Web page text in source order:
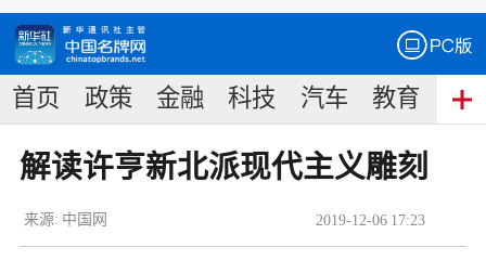
首页 政策 金融 科技 汽车 教育 食
解读许亨新北派现代主义雕刻
2019-12-06 17:23
来源: 中国网